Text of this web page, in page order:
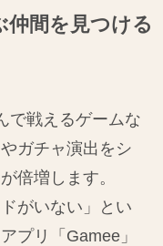
仲間を見つける
で戦えるゲームな
ガチャ演出をシ
倍増します。
がいない」とい
プリ「Gamee」